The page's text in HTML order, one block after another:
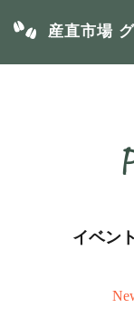
産直市場
イベン